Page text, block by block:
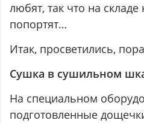
любят, так что на
попортят…
Итак, просветились,
Сушка в сушильном
На специальном
подготовленные